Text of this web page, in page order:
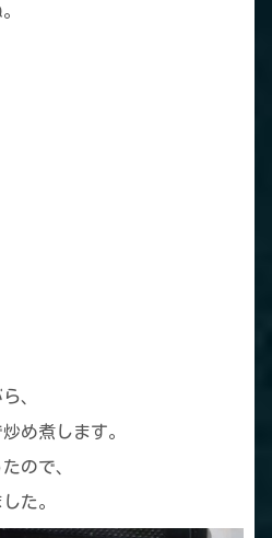
、
め煮します。
ので、
た。